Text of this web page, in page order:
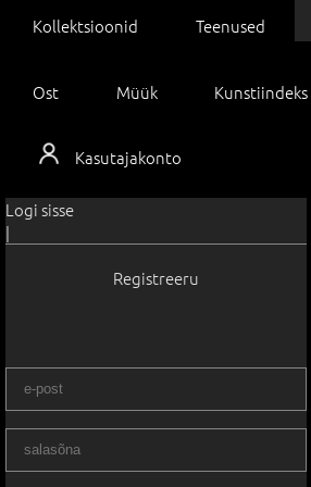
Kollektsioonid Teenused
Ost Müük Kunstiindeks
Kasutajakonto
Logi sisse
|
Registreeru